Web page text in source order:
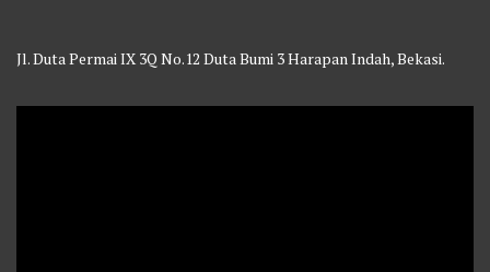
Jl. Duta Permai IX 3Q No.12 Duta Bumi 3 Harapan Indah, Bekasi.